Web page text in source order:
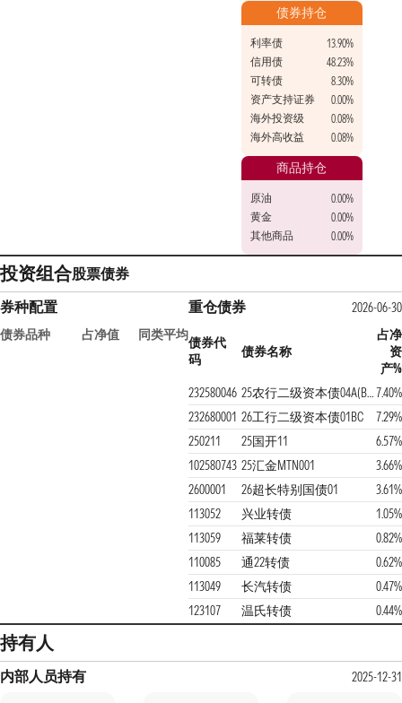
债券持仓
利率债
13.90%
信用债
48.23%
可转债
8.30%
资产支持证券
0.00%
海外投资级
0.08%
海外高收益
0.08%
商品持仓
原油
0.00%
黄金
0.00%
其他商品
0.00%
投资组合股票债券
券种配置
债券品种 占净值 同类平均
重仓债券 2026-06-30
债券代
码
债券名称
占净
资
产%
232580046
25农行二级资本债04A(BC)7.40%
232680001 26工行二级资本债01BC
7.29%
250211
25国开11
6.57%
102580743 25汇金MTN001
3.66%
2600001
26超长特别国债01
3.61%
113052
兴业转债
1.05%
113059
福莱转债
0.82%
110085
通22转债
0.62%
113049
长汽转债
0.47%
123107
温氏转债 0.44%
持有人
内部人员持有 2025-12-31